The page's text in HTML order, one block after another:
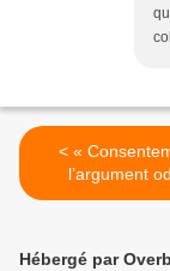
< « Consentement » :
l’argument
Hébergé par